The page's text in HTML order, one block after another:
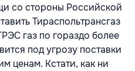
со стороны Российской
Тираспольтрансгаз
газ по гораздо более
под угрозу поставки
ценам. Кстати, как ни